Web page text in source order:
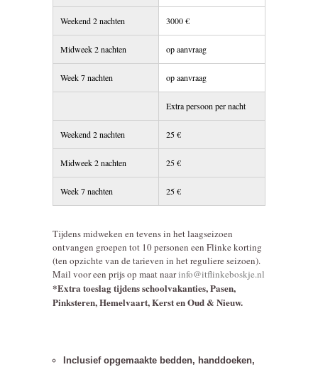
Weekend 2 nachten 3000 €
Midweek 2 nachten op aanvraag
Week 7 nachten op aanvraag
Extra persoon per nacht
Weekend 2 nachten 25 €
Midweek 2 nachten 25 €
Week 7 nachten 25 €
Tijdens midweken en tevens in het laagseizoen
ontvangen groepen tot 10 personen een Flinke korting
(ten opzichte van de tarieven in het reguliere seizoen).
Mail voor een prijs op maat naarinfo@itflinkeboskje.nl
*Extra toeslag tijdens schoolvakanties, Pasen,
Pinksteren, Hemelvaart, Kerst en Oud & Nieuw.
Inclusief opgemaakte bedden, handdoeken,